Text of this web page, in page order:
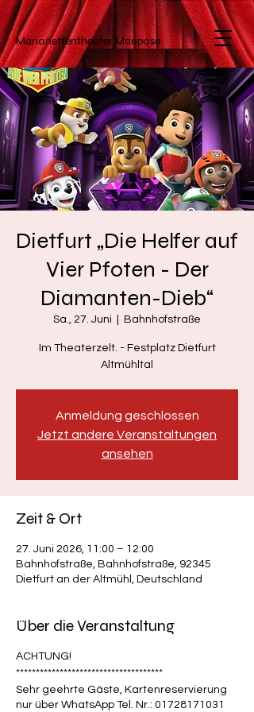
Marionettentheater Mariposa
Dietfurt „Die Helfer auf
Vier Pfoten - Der
Diamanten-Dieb“
Sa., 27. Juni Bahnhofstraße
Im Theaterzelt. - Festplatz Dietfurt
Altmühltal
Anmeldung geschlossen
Jetzt andere Veranstaltungen
ansehen
Zeit & Ort
27. Juni 2026, 11:00 – 12:00
Bahnhofstraße, Bahnhofstraße, 92345
Dietfurt an der Altmühl, Deutschland
Über die Veranstaltung
ACHTUNG!
*************************************
Sehr geehrte Gäste, Kartenreservierung
nur über WhatsApp Tel. Nr.: 01728171031